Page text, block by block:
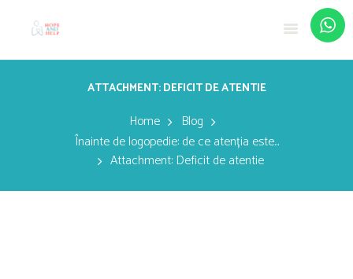
ATTACHMENT: DEFICIT DE ATENTIE
Home
Blog
Înainte de logopedie: de ce atenția este...
Attachment: Deficit de atentie